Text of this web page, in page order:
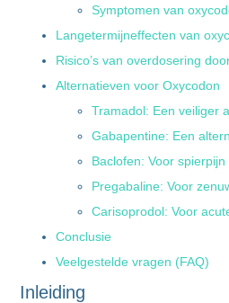
Symptomen van
Langetermijneffecten van
Risico’s van overdosering
Alternatieven voor Oxycodon
Tramadol: Een veiliger
Gabapentine: Een
Baclofen: Voor
Pregabaline: Voor
Carisoprodol: Voor
Conclusie
Veelgestelde vragen (FAQ)
Inleiding